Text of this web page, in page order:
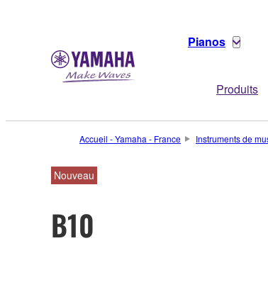
Pianos
Produits
Accueil - Yamaha - France Instruments de
Nouveau
B10